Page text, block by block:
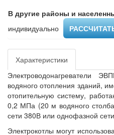
В другие районы и
индивидуально ​
Характеристики
Электроводонагреватели
водяного отопления зданий,
отопительную систему,
0,2 МПа (20 м водяного
сети 380В или однофазной
Электрокотлы могут